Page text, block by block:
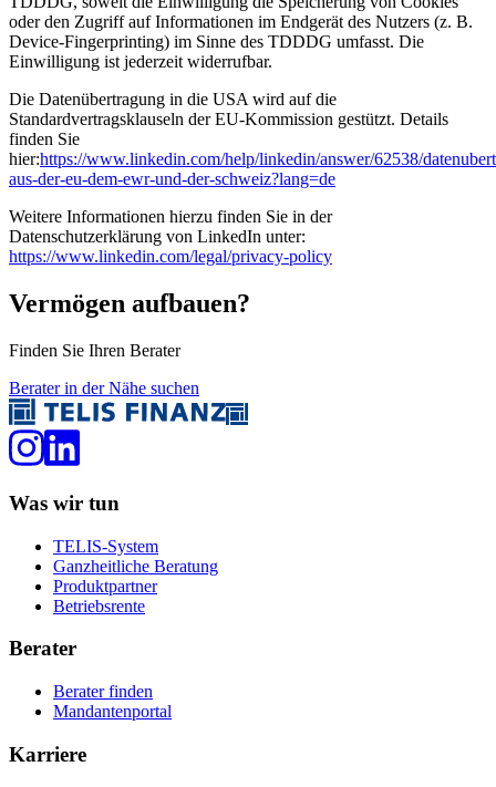
oder den Zugriff auf Informationen im Endgerät des Nutzers (z. B.
Device-Fingerprinting) im Sinne des TDDDG umfasst. Die
Einwilligung ist jederzeit widerrufbar.
Die Datenübertragung in die USA wird auf die
Standardvertragsklauseln der EU-Kommission gestützt. Details
finden Sie
hier:https://www.linkedin.com/help/linkedin/answer/62538/
aus-der-eu-dem-ewr-und-der-schweiz?lang=de
Weitere Informationen hierzu finden Sie in der
Datenschutzerklärung von LinkedIn unter:
https://www.linkedin.com/legal/privacy-policy
Vermögen aufbauen?
Finden Sie Ihren Berater
Berater in der Nähe suchen
Was wir tun
TELIS-System
Ganzheitliche Beratung
Produktpartner
Betriebsrente
Berater
Berater finden
Mandantenportal
Karriere